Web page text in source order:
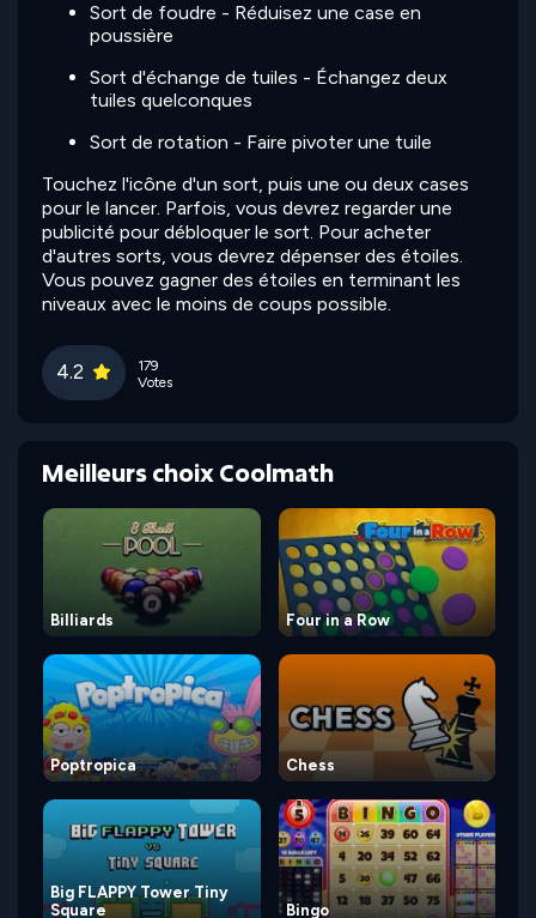
Sort de foudre - Réduisez une case en
poussière
Sort d'échange de tuiles - Échangez deux
tuiles quelconques
Sort de rotation - Faire pivoter une tuile
Touchez l'icône d'un sort, puis une ou deux cases
pour le lancer. Parfois, vous devrez regarder une
publicité pour débloquer le sort. Pour acheter
d'autres sorts, vous devrez dépenser des étoiles.
Vous pouvez gagner des étoiles en terminant les
niveaux avec le moins de coups possible.
4.2
179
Votes
Meilleurs choix Coolmath
Billiards Four in a Row
Poptropica Chess
Big FLAPPY Tower Tiny
Square
Bingo